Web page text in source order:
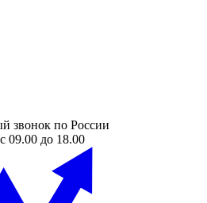
звонок по России
09.00 до 18.00